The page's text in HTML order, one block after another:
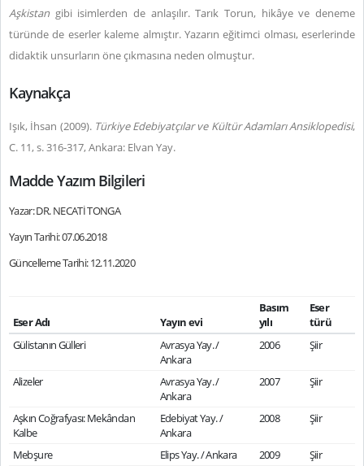
Aşkistan gibi isimlerden de anlaşılır. Tarık Torun, hikâye ve deneme
türünde de eserler kaleme almıştır. Yazarın eğitimci olması, eserlerinde
didaktik unsurların öne çıkmasına neden olmuştur.
Kaynakça
Işık, İhsan (2009).Türkiye Edebiyatçılar ve Kültür Adamları Ansiklopedisi,
C. 11, s. 316-317, Ankara: Elvan Yay.
Madde Yazım Bilgileri
Yazar: DR. NECATİ TONGA
Yayın Tarihi: 07.06.2018
Güncelleme Tarihi: 12.11.2020
Eser Adı Yayın evi
Basım
yılı
Eser
türü
Gülistanın Gülleri
Avrasya Yay. /
Ankara
2006 Şiir
Alizeler
Avrasya Yay. /
Ankara
2007 Şiir
Aşkın Coğrafyası: Mekândan
Kalbe
Edebiyat Yay. /
Ankara
2008 Şiir
Mebşure Elips Yay. / Ankara 2009
Şiir